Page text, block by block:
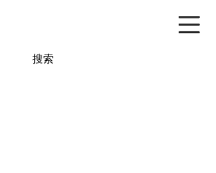
搜索